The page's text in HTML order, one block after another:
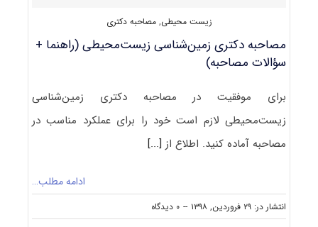
زیست محیطی,مصاحبه دکتری
مصاحبه دکتری زمین‌شناسی زیست‌محیطی (راهنما +
سؤالات مصاحبه)
برای موفقیت در مصاحبه دکتری زمین‌شناسی
زیست‌محیطی لازم است خود را برای عملکرد مناسب در
مصاحبه آماده کنید. اطلاع از[...]
ادامه مطلب…
انتشار در: ۲۹ فروردین, ۱۳۹۸ -- ۰ دیدگاه
on
مصاحبه